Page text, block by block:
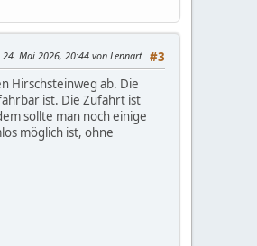
#3
24. Mai 2026, 20:44 von Lennart
Hirschsteinweg ab. Die
ist. Die Zufahrt ist
sollte man noch einige
möglich ist, ohne